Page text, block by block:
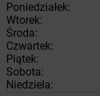
Poniedziałek:
Wtorek:
Środa:
Czwartek:
Piątek:
Sobota:
Niedziela: